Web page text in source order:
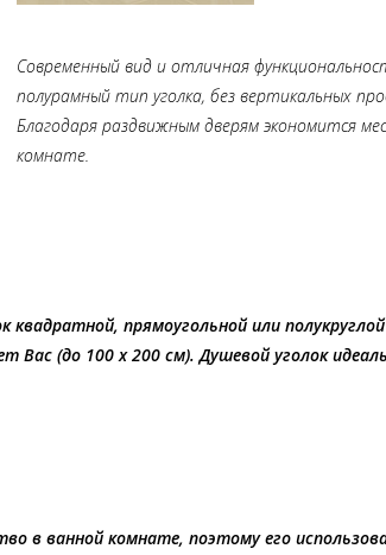
Современный вид и отличная
полурамный тип уголка, без вертикальных
Благодаря раздвижным дверям экономится
комнате.
прямоугольной или
Вас (до 100 х 200 см). Душевой уголок
в ванной комнате, поэтому его